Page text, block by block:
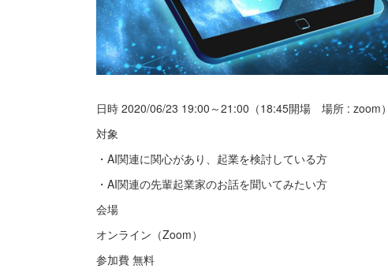
日時 2020/06/23 19:00～21:00（18:45開場 場所 : zoom）
対象
・AI関連に関心があり、起業を検討している方
・AI関連の先輩起業家のお話を聞いてみたい方
会場
オンライン（Zoom）
参加費 無料